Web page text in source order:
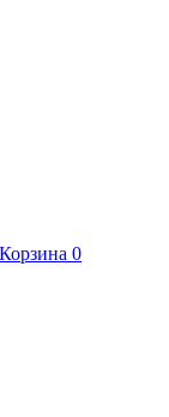
Корзина 0